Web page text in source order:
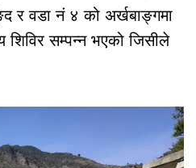
र वडा नं ४ को अर्खबाङ्गमा
शिविर सम्पन्न भएको जिसीले